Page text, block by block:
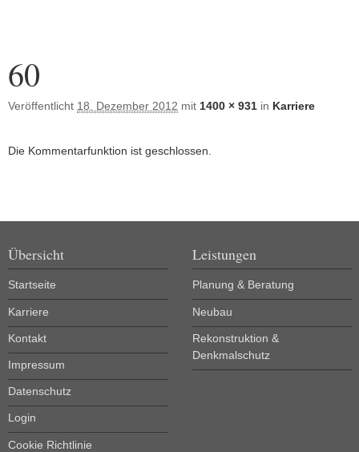
60
Veröffentlicht 18. Dezember 2012 mit 1400 × 931 in Karriere
Die Kommentarfunktion ist geschlossen.
Übersicht
Startseite
Karriere
Kontakt
Impressum
Datenschutz
Login
Cookie Richtlinie
Leistungen
Planung & Beratung
Neubau
Rekonstruktion &
Denkmalschutz